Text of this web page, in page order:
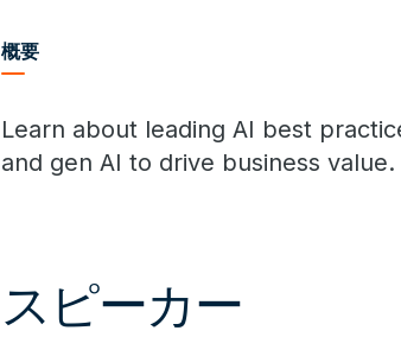
概要
Learn about leading AI best
and gen AI to drive business value.
スピーカー